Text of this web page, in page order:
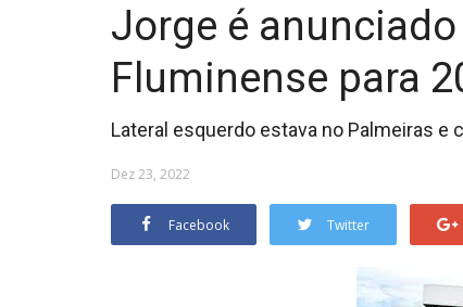
Jorge é
Fluminense para
Lateral esquerdo estava no Palmeiras e
Dez 23, 2022
Facebook Twitter